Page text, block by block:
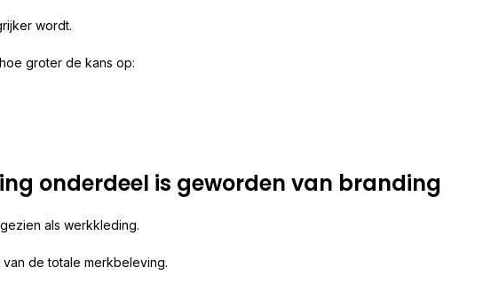
wordt.
groter de kans op:
onderdeel is geworden van branding
als werkkleding.
de totale merkbeleving.